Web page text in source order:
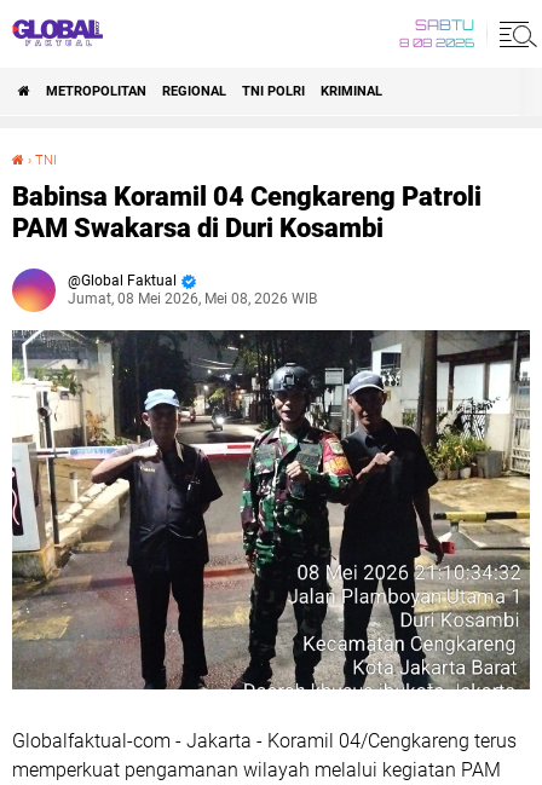
SABTU
8 08 2026
METROPOLITAN REGIONAL TNI POLRI KRIMINAL
› TNI
Babinsa Koramil 04 Cengkareng Patroli
PAM Swakarsa di Duri Kosambi
Global Faktual
Jumat, 08 Mei 2026, Mei 08, 2026 WIB
Globalfaktual-com - Jakarta - Koramil 04/Cengkareng terus
memperkuat pengamanan wilayah melalui kegiatan PAM